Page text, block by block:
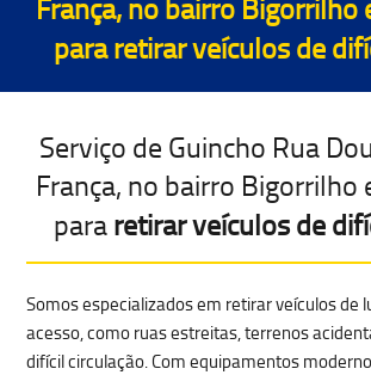
pararetirar veículos de
Serviço de Guincho Rua
França, no bairro Bigorrilho
pararetirar veículos de
Somos especializados em retirar veículos de
acesso, como ruas estreitas, terrenos
difícil circulação. Com equipamentos